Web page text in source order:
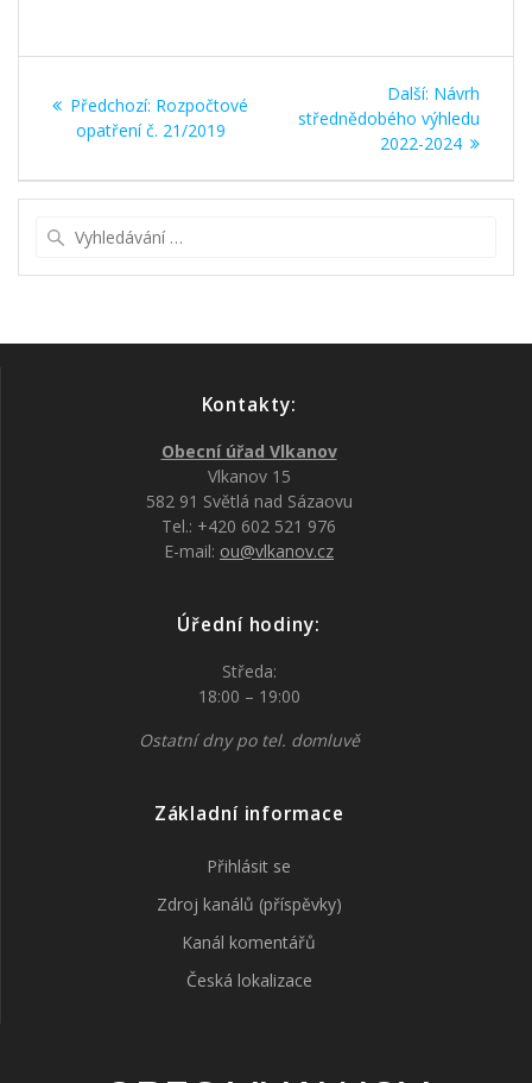
pro
příspěvek
Předchozí: Předchozí
příspěvek:
Rozpočtové
opatření č. 21/2019
Další: Další
příspěvek:
Návrh
střednědobého výhledu
2022-2024
Kontakty:
Obecní úřad Vlkanov
Vlkanov 15
582 91 Světlá nad Sázaovu
Tel.: +420 602 521 976
E-mail: ou@vlkanov.cz
Úřední hodiny:
Středa:
18:00 – 19:00
Ostatní dny po tel. domluvě
Základní informace
Přihlásit se
Zdroj kanálů (příspěvky)
Kanál komentářů
Česká lokalizace